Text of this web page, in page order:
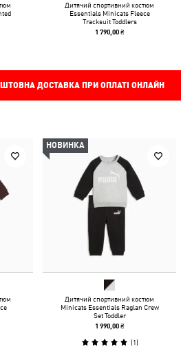
Дитячий спортивний костюм
Essentials Minicats Fleece
Tracksuit Toddlers
1 790,00 ₴
ДОСТАВКА ПРИ ОПЛАТІ ОНЛАЙН
НОВИНКА
Дитячий спортивний костюм
Minicats Essentials Raglan Crew
Set Toddler
1 990,00 ₴
(1)